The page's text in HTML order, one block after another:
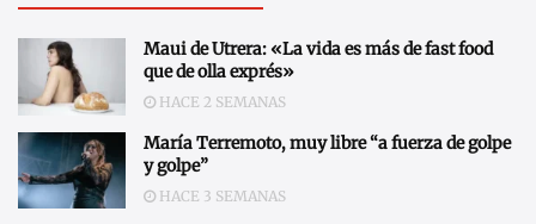
Maui de Utrera: «La vida es más de fast food
que de olla exprés»
HACE 2 SEMANAS
María Terremoto, muy libre “a fuerza de golpe
y golpe”
HACE 3 SEMANAS